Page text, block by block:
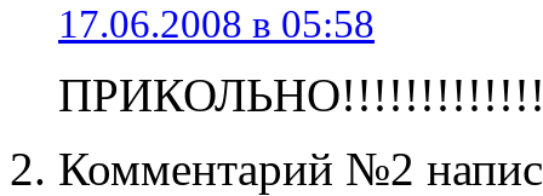
17.06.2008 в 05:58
ПРИКОЛЬНО!!!!!!!!!!!!! А
Комментарий №2